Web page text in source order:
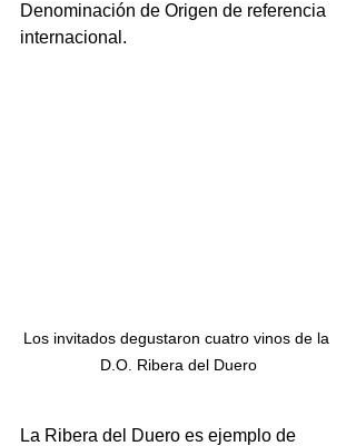
Denominación de Origen de referencia
internacional.
Los invitados degustaron cuatro vinos de la
D.O. Ribera del Duero
La Ribera del Duero es ejemplo de